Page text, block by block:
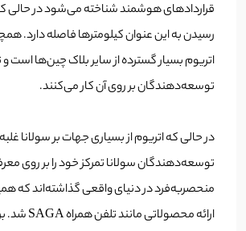
قراردادهای هوشمند شناخته می‌شود در حالی
رسیدن به این عنوان کیلومترها فاصله دارد.
اتریوم بسیار گسترده از سایر بلاک چین‌ها است و
توسعه‌دهندگان بر روی آن کار می‌کنند.
در حالی که اتریوم از بسیاری جهات بر سولانا غلبه
توسعه‌دهندگان سولانا تمرکز خود را بر روی
منحصربه‌فرد در دنیای واقعی گذاشته‌اند که
ارائه محصولاتی مانند تلفن همراه SAGA شد. برای